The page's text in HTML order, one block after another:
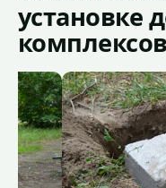
установке